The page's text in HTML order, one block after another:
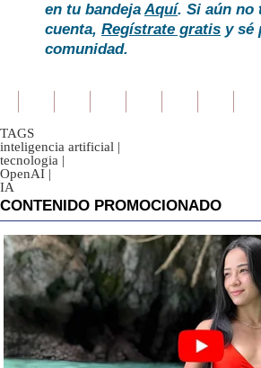
en tu bandejaAquí. Si aún no
cuenta, Regístrate gratis y sé
comunidad.
TAGS
inteligencia artificial |
tecnologia |
OpenAI |
IA